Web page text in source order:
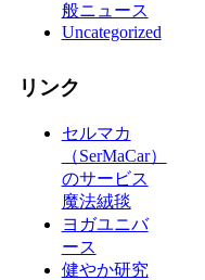
般ニュース
Uncategorized
リンク
セルマカ
（SerMaCar）
のサービス
魔法絨毯
ヨガユニバ
ース
健やか研究